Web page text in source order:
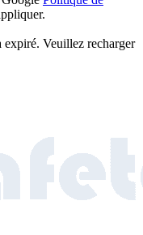
Veuillez recharger